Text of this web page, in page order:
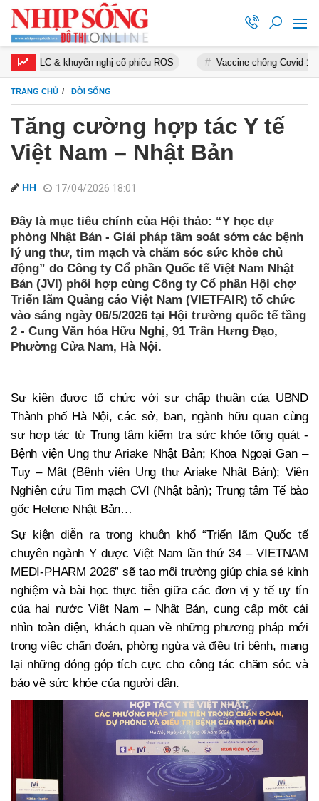
nghị cổ phiếu ROS Vaccine chống Covid-19 Cơ
TRANG CHỦ ĐỜI SỐNG
Tăng cường hợp tác Y tế
Việt Nam – Nhật Bản
HH 17/04/2026 18:01
Đây là mục tiêu chính của Hội thảo: “Y học dự
phòng Nhật Bản - Giải pháp tầm soát sớm các bệnh
lý ung thư, tim mạch và chăm sóc sức khỏe chủ
động” do Công ty Cổ phần Quốc tế Việt Nam Nhật
Bản (JVI) phối hợp cùng Công ty Cổ phần Hội chợ
Triển lãm Quảng cáo Việt Nam (VIETFAIR) tổ chức
vào sáng ngày 06/5/2026 tại Hội trường quốc tế tầng
2 - Cung Văn hóa Hữu Nghị, 91 Trần Hưng Đạo,
Phường Cửa Nam, Hà Nội.
Sự kiện được tổ chức với sự chấp thuận của UBND
Thành phố Hà Nội, các sở, ban, ngành hữu quan cùng
sự hợp tác từ Trung tâm kiểm tra sức khỏe tổng quát -
Bệnh viện Ung thư Ariake Nhật Bản; Khoa Ngoại Gan –
Tụy – Mật (Bệnh viện Ung thư Ariake Nhật Bản); Viện
Nghiên cứu Tim mạch CVI (Nhật bản); Trung tâm Tế bào
gốc Helene Nhật Bản…
Sự kiện diễn ra trong khuôn khổ “Triển lãm Quốc tế
chuyên ngành Y dược Việt Nam lần thứ 34 – VIETNAM
MEDI-PHARM 2026” sẽ tạo môi trường giúp chia sẻ kinh
nghiệm và bài học thực tiễn giữa các đơn vị y tế uy tín
của hai nước Việt Nam – Nhật Bản, cung cấp một cái
nhìn toàn diện, khách quan về những phương pháp mới
trong việc chẩn đoán, phòng ngừa và điều trị bệnh, mang
lại những đóng góp tích cực cho công tác chăm sóc và
bảo vệ sức khỏe của người dân.